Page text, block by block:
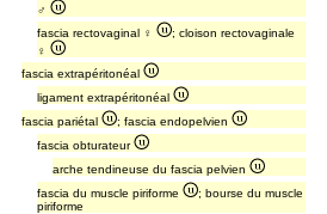
♂
fascia rectovaginal ♀
; cloison rectovaginale
♀
fascia extrapéritonéal
ligament extrapéritonéal
fascia pariétal
; fascia endopelvien
fascia obturateur
arche tendineuse du fascia pelvien
fascia du muscle piriforme
; bourse du muscle
piriforme